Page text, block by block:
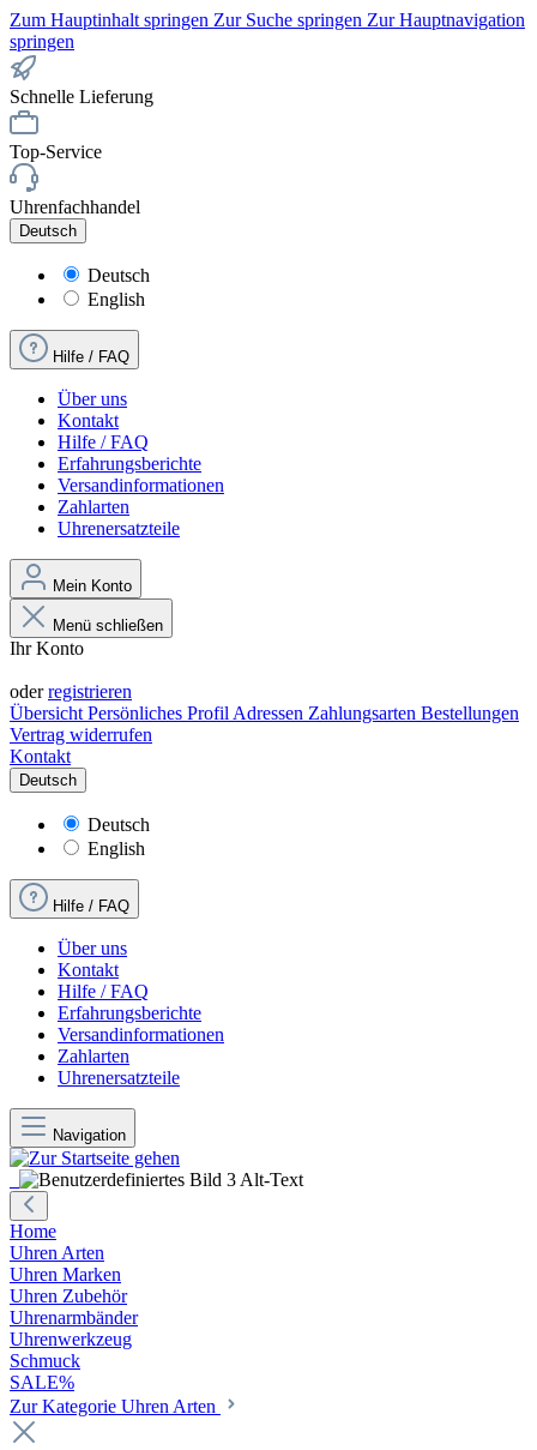
Zum Hauptinhalt springen Zur Suche springen Zur Hauptnavigation
springen
Schnelle Lieferung
Top-Service
Uhrenfachhandel
Deutsch
Deutsch
English
Hilfe / FAQ
Über uns
Kontakt
Hilfe / FAQ
Erfahrungsberichte
Versandinformationen
Zahlarten
Uhrenersatzteile
Mein Konto
Menü schließen
Ihr Konto
oderregistrieren
Übersicht Persönliches Profil Adressen Zahlungsarten Bestellungen
Vertrag widerrufen
Kontakt
Deutsch
Deutsch
English
Hilfe / FAQ
Über uns
Kontakt
Hilfe / FAQ
Erfahrungsberichte
Versandinformationen
Zahlarten
Uhrenersatzteile
Navigation
Home
Uhren Arten
Uhren Marken
Uhren Zubehör
Uhrenarmbänder
Uhrenwerkzeug
Schmuck
SALE%
Zur Kategorie Uhren Arten